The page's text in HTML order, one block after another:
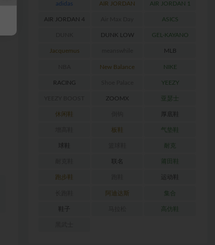
adidas AIR JORDAN AIR JORDAN 1
AIR JORDAN 4 ASICS
DUNK LOW GEL-KAYANO
Jacquemus MLB
New Balance NIKE
RACING YEEZY
350
ZOOMX 亚瑟士
休闲鞋 厚底鞋
板鞋 气垫鞋
球鞋 耐克
联名 莆田鞋
跑步鞋 运动鞋
阿迪达斯 集合
鞋子 高仿鞋